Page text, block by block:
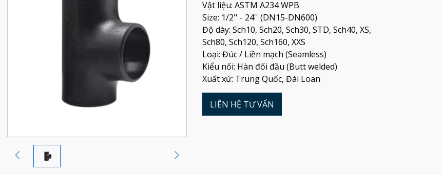
Vật liệu: ASTM A234 WPB
Size: 1/2'' - 24'' (DN15-DN600)
Độ dày: Sch10, Sch20, Sch30, STD, Sch40, XS,
Sch80, Sch120, Sch160, XXS
Loại: Đúc / Liền mạch (Seamless)
Kiểu nối: Hàn đối đầu (Butt welded)
Xuất xứ: Trung Quốc, Đài Loan
LIÊN HỆ TƯ VẤN